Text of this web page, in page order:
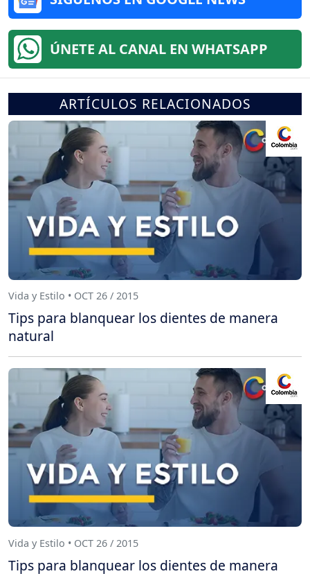
ÚNETE AL CANAL EN WHATSAPP
ARTÍCULOS RELACIONADOS
Vida y Estilo • OCT 26 / 2015
Tips para blanquear los dientes de manera
natural
Vida y Estilo • OCT 26 / 2015
Tips para blanquear los dientes de manera